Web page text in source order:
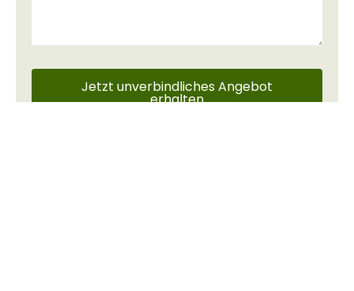
Jetzt unverbindliches Angebot
erhalten